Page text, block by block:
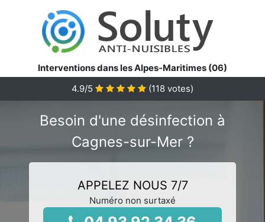
Interventions dans les Alpes-Maritimes (06)
4.9/5 (118 votes)
Besoin d'une désinfection à
Cagnes-sur-Mer ?
APPELEZ NOUS 7/7
Numéro non surtaxé